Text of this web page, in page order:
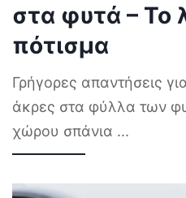
στα φυτά – Το
πότισμα
Γρήγορες απαντήσεις
άκρες στα φύλλα των
χώρου σπάνια ...